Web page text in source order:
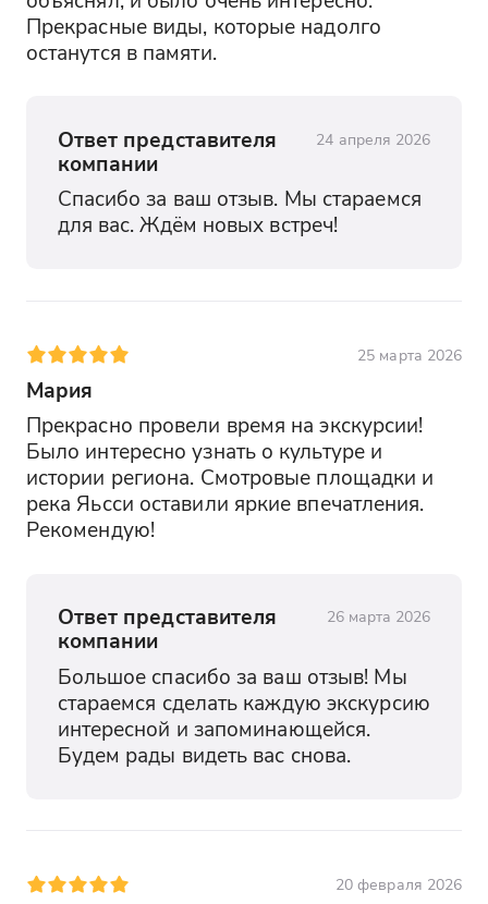
Прекрасные виды, которые надолго
останутся в памяти.
Ответ представителя
компании
24 апреля 2026
Спасибо за ваш отзыв. Мы стараемся
для вас. Ждём новых встреч!
25 марта 2026
Мария
Прекрасно провели время на экскурсии!
Было интересно узнать о культуре и
истории региона. Смотровые площадки и
река Яьсси оставили яркие впечатления.
Рекомендую!
Ответ представителя
компании
26 марта 2026
Большое спасибо за ваш отзыв! Мы
стараемся сделать каждую экскурсию
интересной и запоминающейся.
Будем рады видеть вас снова.
20 февраля 2026